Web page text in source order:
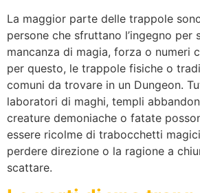
La maggior parte delle trappole
persone che sfruttano l’ingegno per
mancanza di magia, forza o numeri
per questo, le trappole fisiche o
comuni da trovare in un Dungeon.
laboratori di maghi, templi
creature demoniache o fatate
essere ricolme di trabocchetti
perdere direzione o la ragione a
scattare.